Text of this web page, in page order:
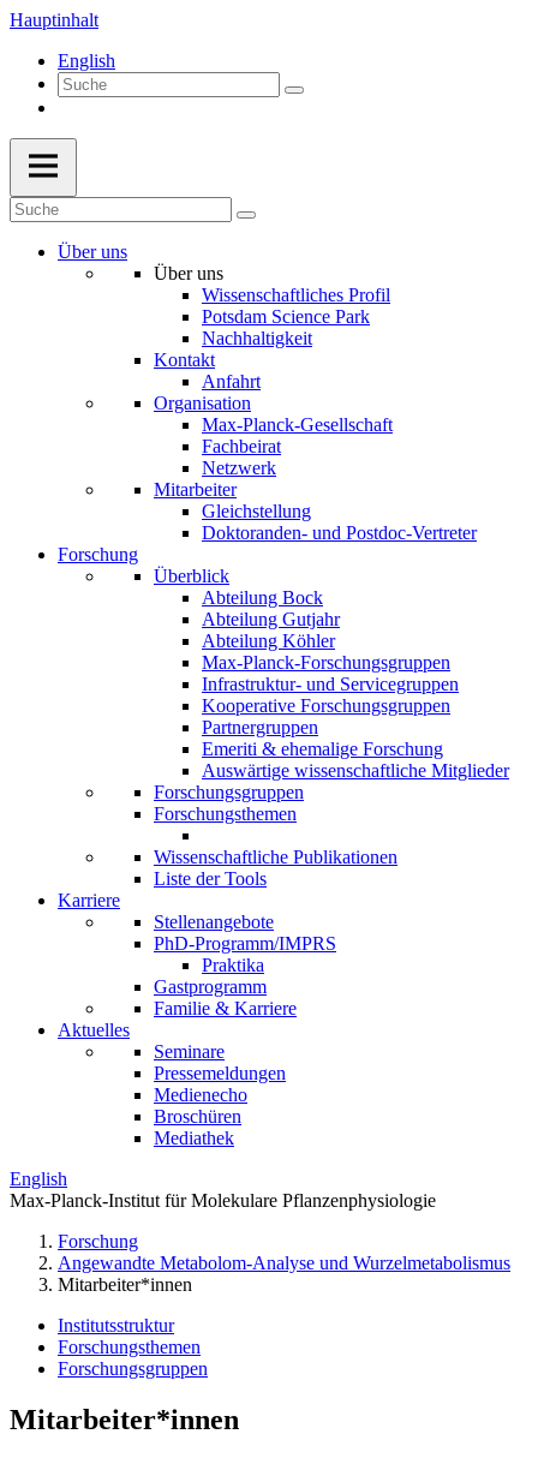
Hauptinhalt
English
Über uns
Über uns
Wissenschaftliches Profil
Potsdam Science Park
Nachhaltigkeit
Kontakt
Anfahrt
Organisation
Max-Planck-Gesellschaft
Fachbeirat
Netzwerk
Mitarbeiter
Gleichstellung
Doktoranden- und Postdoc-Vertreter
Forschung
Überblick
Abteilung Bock
Abteilung Gutjahr
Abteilung Köhler
Max-Planck-Forschungsgruppen
Infrastruktur- und Servicegruppen
Kooperative Forschungsgruppen
Partnergruppen
Emeriti & ehemalige Forschung
Auswärtige wissenschaftliche Mitglieder
Forschungsgruppen
Forschungsthemen
Wissenschaftliche Publikationen
Liste der Tools
Karriere
Stellenangebote
PhD-Programm/IMPRS
Praktika
Gastprogramm
Familie & Karriere
Aktuelles
Seminare
Pressemeldungen
Medienecho
Broschüren
Mediathek
English
Max-Planck-Institut für Molekulare Pflanzenphysiologie
Forschung
Angewandte Metabolom-Analyse und Wurzelmetabolismus
Mitarbeiter*innen
Institutsstruktur
Forschungsthemen
Forschungsgruppen
Mitarbeiter*innen